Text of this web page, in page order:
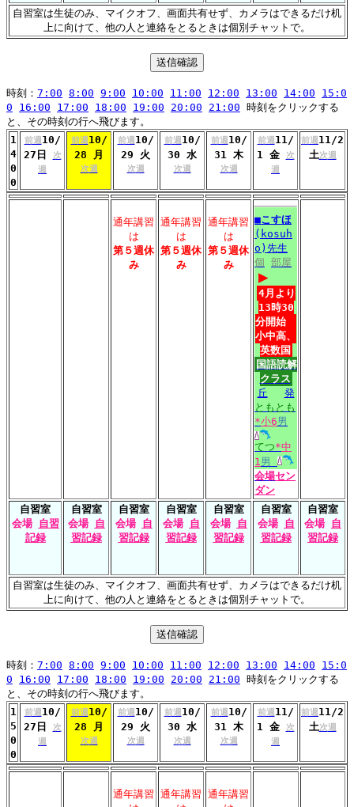
自習室は生徒のみ、マイクオフ、画面共有せず、カメラはできるだけ机
上に向けて、他の人と連絡をとるときは個別チャットで。
時刻： 7:00 8:00 9:00 10:00 11:00 12:00 13:00 14:00
15:0
0
16:00 17:00 18:00 19:00 20:00 21:00 時刻をクリックする
と、その時刻の行へ飛びます。
1
4
0
0
前週 10/
27日
次
週
前週 10/
28 月
次週
前週 10/
29 火
次週
前週 10/
30 水
次週
前週 10/
31 木
次週
前週 11/
1 金
次
週
前週 11/2
土次週
通年講習
は
第５週休
み
通年講習
は
第５週休
み
通年講習
は
第５週休
み
■こすほ
(kosuh
o)先生
個 部屋
▶
4月より
13時30
分開始
小中高、
英数国
国語読解
クラス
丘
発
ともとも
*小6男
てつ*中
1 男
会場セン
ダン
自習室
会場 自習
記録
自習室
会場 自
習記録
自習室
会場 自
習記録
自習室
会場 自
習記録
自習室
会場 自
習記録
自習室
会場 自
習記録
自習室
会場 自
習記録
自習室は生徒のみ、マイクオフ、画面共有せず、カメラはできるだけ机
上に向けて、他の人と連絡をとるときは個別チャットで。
時刻： 7:00 8:00 9:00 10:00 11:00 12:00 13:00 14:00
15:0
0
16:00 17:00 18:00 19:00 20:00 21:00 時刻をクリックする
と、その時刻の行へ飛びます。
1
5
0
0
前週 10/
27日
次
週
前週 10/
28 月
次週
前週 10/
29 火
次週
前週 10/
30 水
次週
前週 10/
31 木
次週
前週 11/
1 金
次
週
前週 11/2
土次週
通年講習 通年講習 通年講習